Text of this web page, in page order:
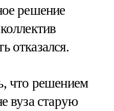
решение
отказался.
что решением
вуза старую